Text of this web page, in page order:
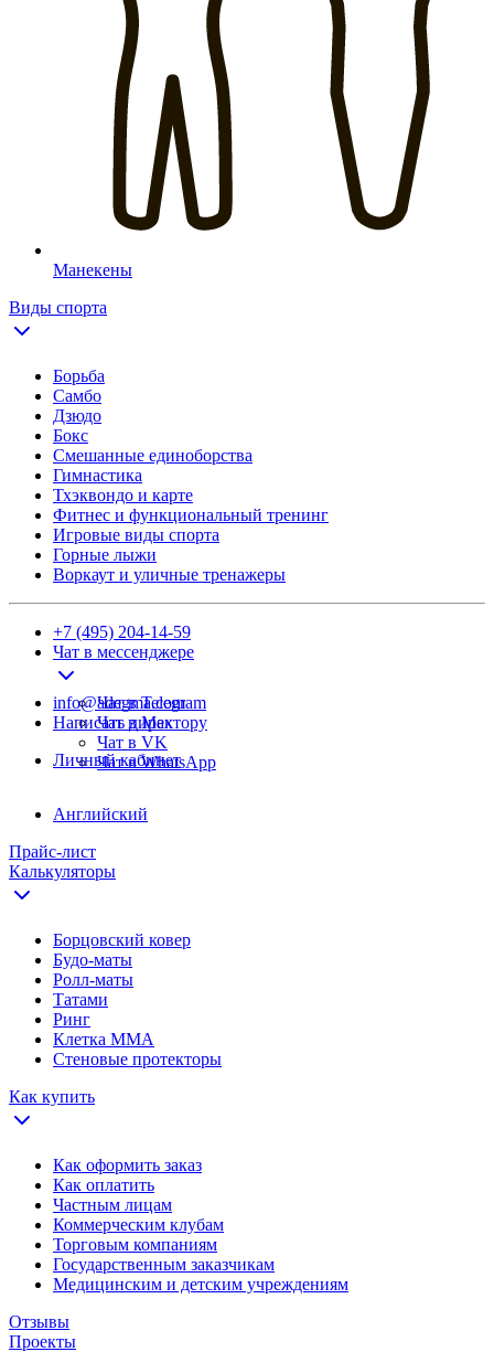
Манекены
Виды спорта
Борьба
Самбо
Дзюдо
Бокс
Смешанные единоборства
Гимнастика
Тхэквондо и карте
Фитнес и функциональный тренинг
Игровые виды спорта
Горные лыжи
Воркаут и уличные тренажеры
+7 (495) 204-14-59
Чат в мессенджере
Чат в Telegram
Чат в Max
Чат в VK
Чат в WhatsApp
info@adegma.com
Написать директору
Личный кабинет
Английский
Прайс-лист
Калькуляторы
Борцовский ковер
Будо-маты
Ролл-маты
Татами
Ринг
Клетка ММА
Стеновые протекторы
Как купить
Как оформить заказ
Как оплатить
Частным лицам
Коммерческим клубам
Торговым компаниям
Государственным заказчикам
Медицинским и детским учреждениям
Отзывы
Проекты